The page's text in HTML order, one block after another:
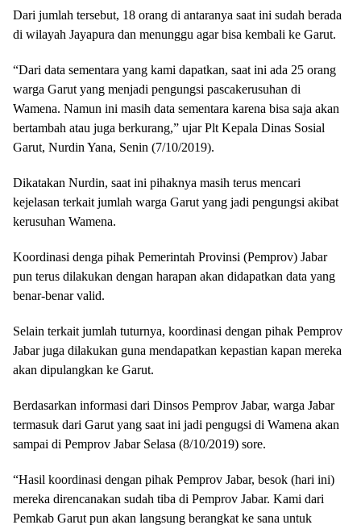
Dari jumlah tersebut, 18 orang di antaranya saat ini sudah berada
di wilayah Jayapura dan menunggu agar bisa kembali ke Garut.
“Dari data sementara yang kami dapatkan, saat ini ada 25 orang
warga Garut yang menjadi pengungsi pascakerusuhan di
Wamena. Namun ini masih data sementara karena bisa saja akan
bertambah atau juga berkurang,” ujar Plt Kepala Dinas Sosial
Garut, Nurdin Yana, Senin (7/10/2019).
Dikatakan Nurdin, saat ini pihaknya masih terus mencari
kejelasan terkait jumlah warga Garut yang jadi pengungsi akibat
kerusuhan Wamena.
Koordinasi denga pihak Pemerintah Provinsi (Pemprov) Jabar
pun terus dilakukan dengan harapan akan didapatkan data yang
benar-benar valid.
Selain terkait jumlah tuturnya, koordinasi dengan pihak Pemprov
Jabar juga dilakukan guna mendapatkan kepastian kapan mereka
akan dipulangkan ke Garut.
Berdasarkan informasi dari Dinsos Pemprov Jabar, warga Jabar
termasuk dari Garut yang saat ini jadi pengugsi di Wamena akan
sampai di Pemprov Jabar Selasa (8/10/2019) sore.
“Hasil koordinasi dengan pihak Pemprov Jabar, besok (hari ini)
mereka direncanakan sudah tiba di Pemprov Jabar. Kami dari
Pemkab Garut pun akan langsung berangkat ke sana untuk